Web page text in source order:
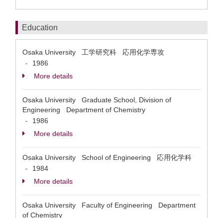
Education
Osaka University 工学研究科 応用化学専攻
-
1986
More details
Osaka University Graduate School, Division of
Engineering Department of Chemistry
-
1986
More details
Osaka University School of Engineering 応用化学科
-
1984
More details
Osaka University Faculty of Engineering Department
of Chemistry